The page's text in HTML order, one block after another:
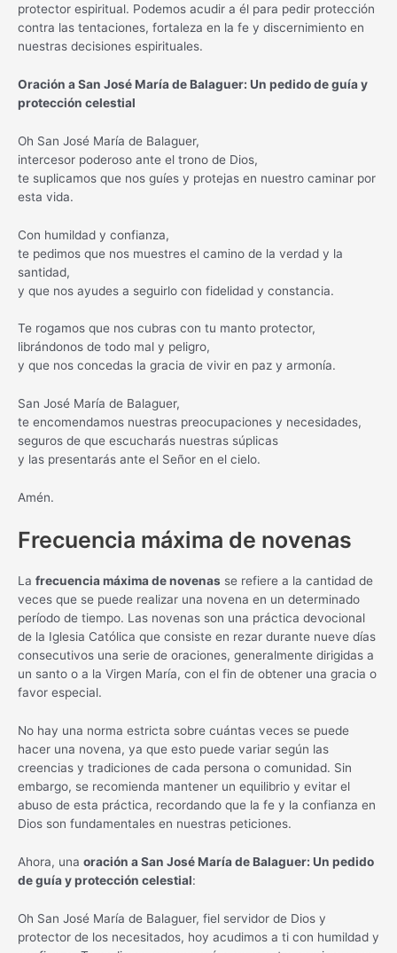
protector espiritual. Podemos acudir a él para pedir protección
contra las tentaciones, fortaleza en la fe y discernimiento en
nuestras decisiones espirituales.
Oración a San José María de Balaguer: Un pedido de guía y
protección celestial
Oh San José María de Balaguer,
intercesor poderoso ante el trono de Dios,
te suplicamos que nos guíes y protejas en nuestro caminar por
esta vida.
Con humildad y confianza,
te pedimos que nos muestres el camino de la verdad y la
santidad,
y que nos ayudes a seguirlo con fidelidad y constancia.
Te rogamos que nos cubras con tu manto protector,
librándonos de todo mal y peligro,
y que nos concedas la gracia de vivir en paz y armonía.
San José María de Balaguer,
te encomendamos nuestras preocupaciones y necesidades,
seguros de que escucharás nuestras súplicas
y las presentarás ante el Señor en el cielo.
Amén.
Frecuencia máxima de novenas
La frecuencia máxima de novenas se refiere a la cantidad de
veces que se puede realizar una novena en un determinado
período de tiempo. Las novenas son una práctica devocional
de la Iglesia Católica que consiste en rezar durante nueve días
consecutivos una serie de oraciones, generalmente dirigidas a
un santo o a la Virgen María, con el fin de obtener una gracia o
favor especial.
No hay una norma estricta sobre cuántas veces se puede
hacer una novena, ya que esto puede variar según las
creencias y tradiciones de cada persona o comunidad. Sin
embargo, se recomienda mantener un equilibrio y evitar el
abuso de esta práctica, recordando que la fe y la confianza en
Dios son fundamentales en nuestras peticiones.
Ahora, una oración a San José María de Balaguer: Un pedido
de guía y protección celestial:
Oh San José María de Balaguer, fiel servidor de Dios y
protector de los necesitados, hoy acudimos a ti con humildad y